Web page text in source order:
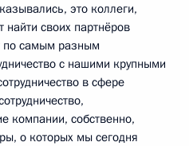
это коллеги,
своих партнёров
по самым разным
с нашими крупными
в сфере
компании, собственно,
о которых мы сегодня